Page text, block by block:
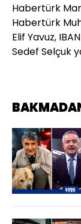
Habertürk
Habertürk
Elif Yavuz,
Sedef Selçuk